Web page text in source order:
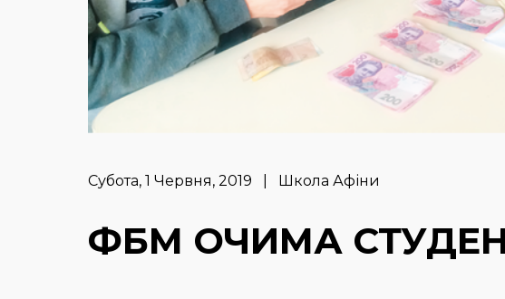
Субота, 1 Червня, 2019 | Школа Афіни
ФБМ ОЧИМА